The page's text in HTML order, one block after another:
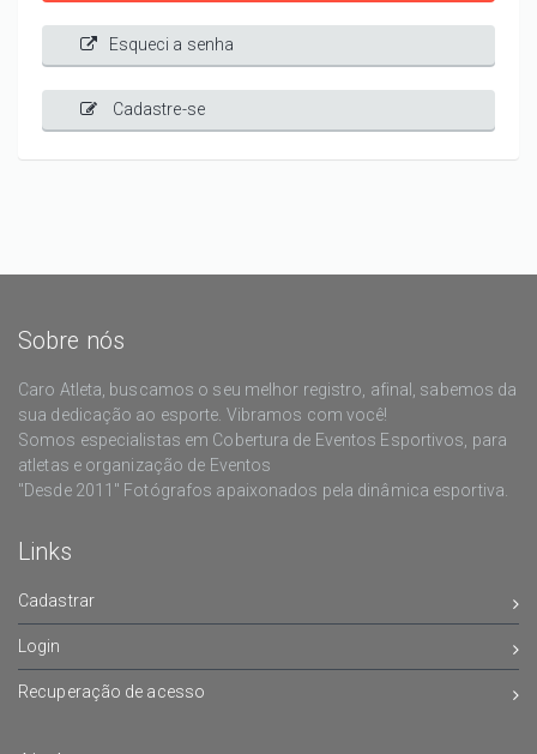
Esqueci a senha
Cadastre-se
Sobre nós
Caro Atleta, buscamos o seu melhor registro, afinal, sabemos da
sua dedicação ao esporte. Vibramos com você!
Somos especialistas em Cobertura de Eventos Esportivos, para
atletas e organização de Eventos
"Desde 2011" Fotógrafos apaixonados pela dinâmica esportiva.
Links
Cadastrar
Login
Recuperação de acesso